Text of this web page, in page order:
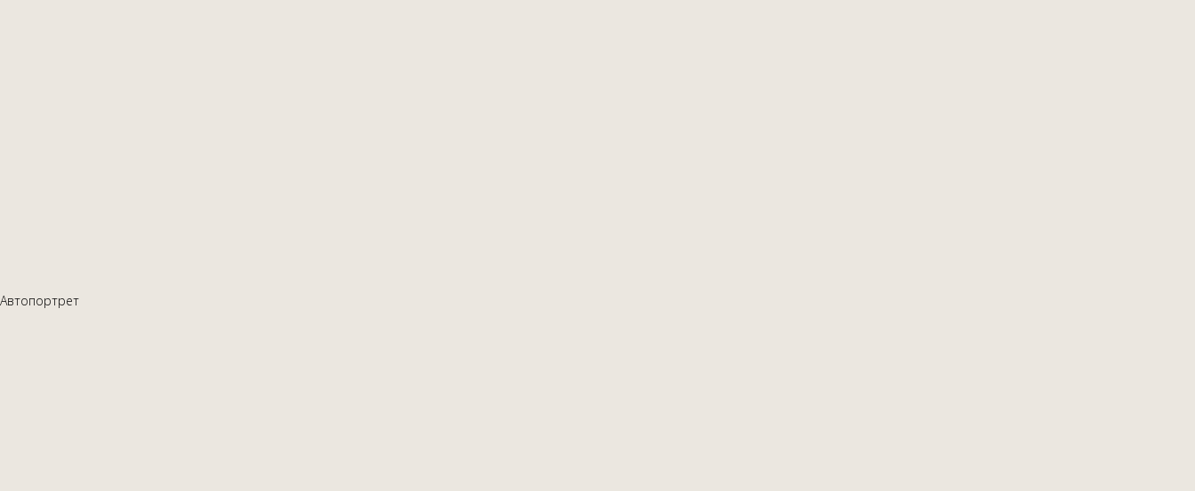
Автопортрет